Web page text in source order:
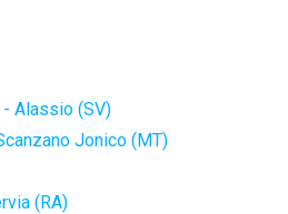
- Alassio (SV)
Jonico (MT)
(RA)